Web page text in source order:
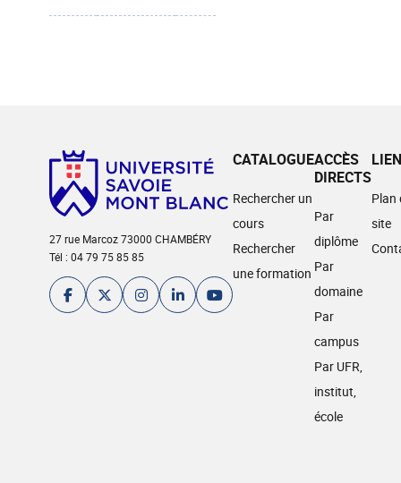
27 rue Marcoz 73000 CHAMBÉRY
Tél : 04 79 75 85 85
CATALOGUE
Rechercher un
cours
Rechercher
une formation
ACCÈS
DIRECTS
Par
diplôme
Par
domaine
Par
campus
Par UFR,
institut,
école
Plan
site